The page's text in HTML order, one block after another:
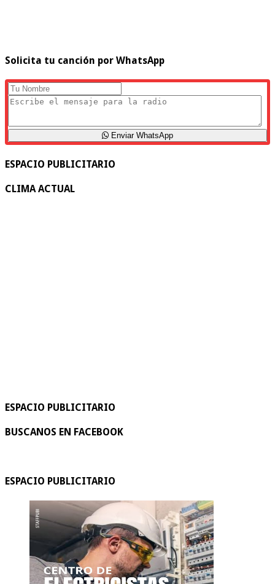
Solicita tu canción por WhatsApp
Enviar WhatsApp
ESPACIO PUBLICITARIO
CLIMA ACTUAL
ESPACIO PUBLICITARIO
BUSCANOS EN FACEBOOK
ESPACIO PUBLICITARIO